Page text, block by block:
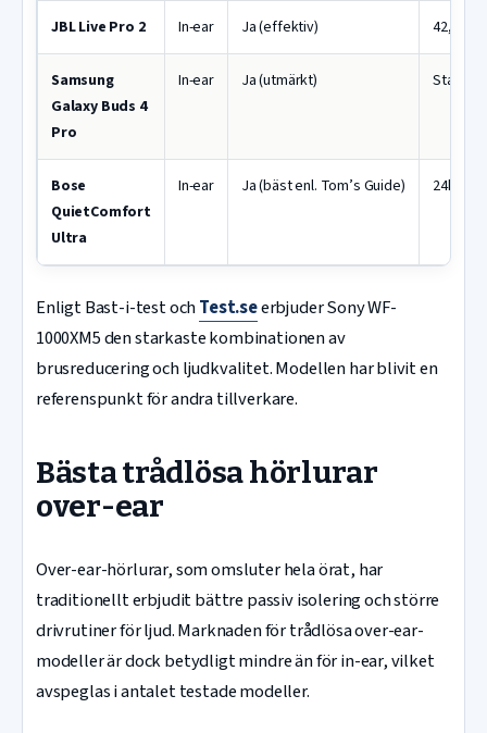
JBL Live Pro 2 In-ear Ja (effektiv) 42,5h
Samsung
Galaxy Buds 4
Pro
In-ear Ja (utmärkt)
Bose
QuietComfort
Ultra
In-ear Ja (bäst enl. Tom’s Guide) 24h
Enligt Bast-i-test ochTest.seerbjuder Sony WF-
1000XM5 den starkaste kombinationen av
brusreducering och ljudkvalitet. Modellen har blivit en
referenspunkt för andra tillverkare.
Bästa trådlösa hörlurar
over-ear
Over-ear-hörlurar, som omsluter hela örat, har
traditionellt erbjudit bättre passiv isolering och större
drivrutiner för ljud. Marknaden för trådlösa over-ear-
modeller är dock betydligt mindre än för in-ear, vilket
avspeglas i antalet testade modeller.